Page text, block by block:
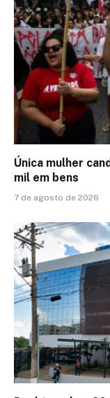
Única mulher
mil em bens
7 de agosto de 2026